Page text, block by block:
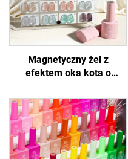
Magnetyczny żel z
efektem oka kota o